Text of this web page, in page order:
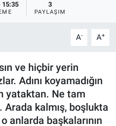
15:35 3
PAYLAŞIM
A- A+
ve hiçbir yerin
Adını koyamadığın
yataktan. Ne tam
kalmış, boşlukta
anlarda başkalarının